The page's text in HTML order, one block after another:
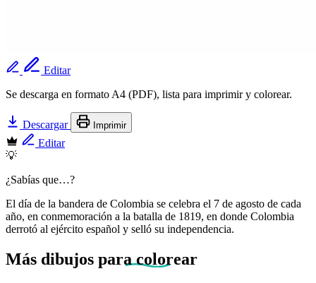
Editar
Se descarga en formato A4 (PDF), lista para imprimir y colorear.
Descargar Imprimir
Editar
💡
¿Sabías que…?
El día de la bandera de Colombia se celebra el 7 de agosto de cada
año, en conmemoración a la batalla de 1819, en donde Colombia
derrotó al ejército español y selló su independencia.
Más dibujos para colorear